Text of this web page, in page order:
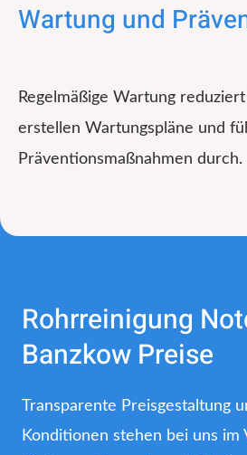
Wartung und
Regelmäßige Wartung
erstellen Wartungspläne und
Präventionsmaßnahmen durch.
Rohrreinigung
Banzkow Preise
Transparente Preisgestaltung
Konditionen stehen bei uns im